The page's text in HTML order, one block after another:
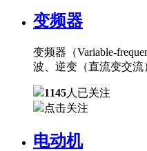
变频器
变频器（Variable-
波、逆变（直流变交流
1145人已关注
点击关注
电动机